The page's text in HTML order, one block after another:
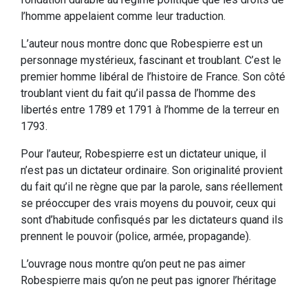
l’homme appelaient comme leur traduction.
L’auteur nous montre donc que Robespierre est un
personnage mystérieux, fascinant et troublant. C’est le
premier homme libéral de l’histoire de France. Son côté
troublant vient du fait qu’il passa de l’homme des
libertés entre 1789 et 1791 à l’homme de la terreur en
1793.
Pour l’auteur, Robespierre est un dictateur unique, il
n’est pas un dictateur ordinaire. Son originalité provient
du fait qu’il ne règne que par la parole, sans réellement
se préoccuper des vrais moyens du pouvoir, ceux qui
sont d’habitude confisqués par les dictateurs quand ils
prennent le pouvoir (police, armée, propagande).
L’ouvrage nous montre qu’on peut ne pas aimer
Robespierre mais qu’on ne peut pas ignorer l’héritage